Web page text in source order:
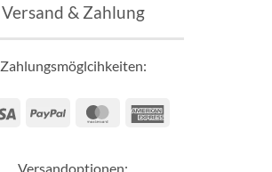
Versand & Zahlung
Zahlungsmöglcihkeiten:
Visa PayPal MasterCard
Versandoptionen: